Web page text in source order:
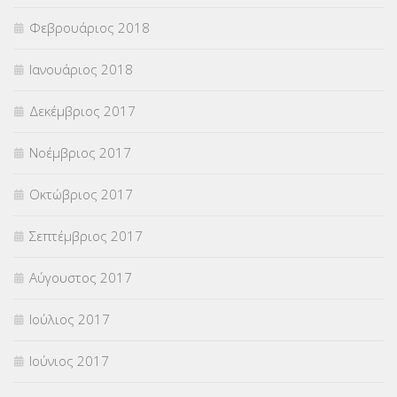
Φεβρουάριος 2018
Ιανουάριος 2018
Δεκέμβριος 2017
Νοέμβριος 2017
Οκτώβριος 2017
Σεπτέμβριος 2017
Αύγουστος 2017
Ιούλιος 2017
Ιούνιος 2017